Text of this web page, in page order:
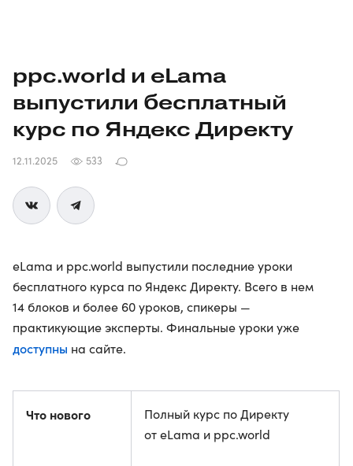
ppc.world и eLama
выпустили бесплатный
курс по Яндекс Директу
12.11.2025 533
eLama и ppc.world выпустили последние уроки
бесплатного курса по Яндекс Директу. Всего в нем
14 блоков и более 60 уроков, спикеры —
практикующие эксперты. Финальные уроки уже
доступны на сайте.
Что нового
Полный курс по Директу
от eLama и ppc.world